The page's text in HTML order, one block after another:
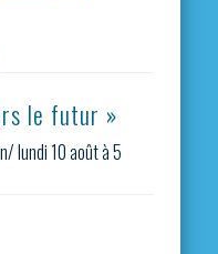
le futur »
/lundi 10 août à 5